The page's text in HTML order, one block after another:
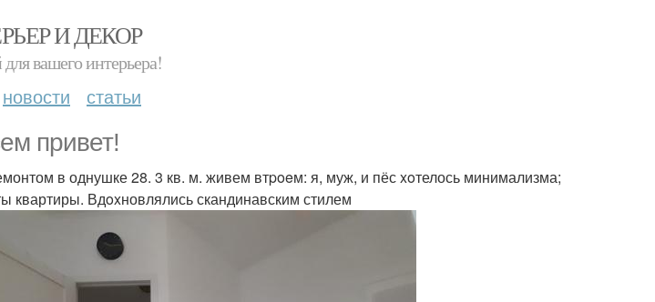
И ДЕКОР
вашего интерьера!
новости статьи
привет!
в однушке 28. 3 кв. м. живем втpoeм: я, муж, и пёс xoтелось минимализма;
квартиры. Вдoxновлялись скандинавским стилем